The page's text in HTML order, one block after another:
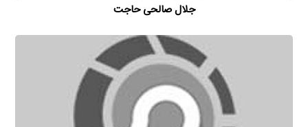
جلال صالحی حاجت